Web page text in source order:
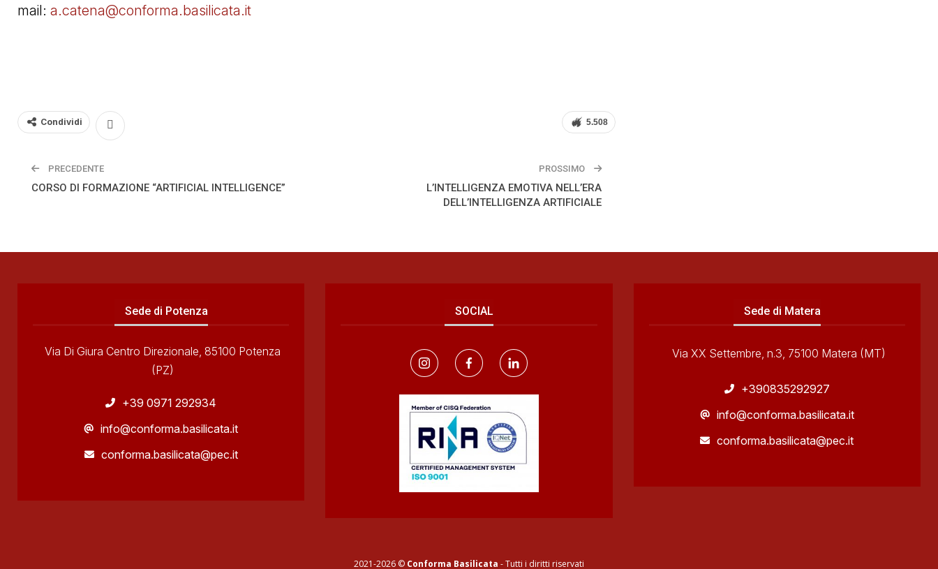
mail: a.catena@conforma.basilicata.it
5.508
Condividi
PRECEDENTE
CORSO DI FORMAZIONE “ARTIFICIAL INTELLIGENCE”
PROSSIMO
L’INTELLIGENZA EMOTIVA NELL’ERA
DELL’INTELLIGENZA ARTIFICIALE
Sede di Potenza
Via Di Giura Centro Direzionale, 85100 Potenza
(PZ)
+39 0971 292934
info@conforma.basilicata.it
conforma.basilicata@pec.it
SOCIAL Sede di Matera
Via XX Settembre, n.3, 75100 Matera (MT)
+390835292927
info@conforma.basilicata.it
conforma.basilicata@pec.it
2021-2026 © Conforma Basilicata - Tutti i diritti riservati